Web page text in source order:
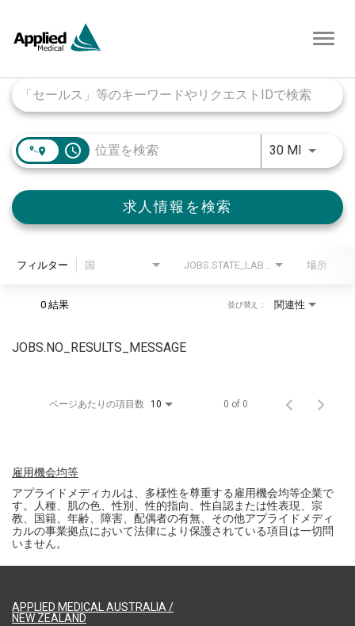
access_time 30 MI
求人情報を検索
フィルター 国 場所
0 結果 関連性
並び替え：
JOBS.NO_RESULTS_MESSAGE
ページあたりの項目数 10 0 of 0
雇用機会均等
アプライドメディカルは、多様性を尊重する雇用機会均等企業で
す。人種、肌の色、性別、性的指向、性自認または性表現、宗
教、国籍、年齢、障害、配偶者の有無、その他アプライドメディ
カルの事業拠点において法律により保護されている項目は一切問
いません。
APPLIED MEDICAL AUSTRALIA /
NEW ZEALAND